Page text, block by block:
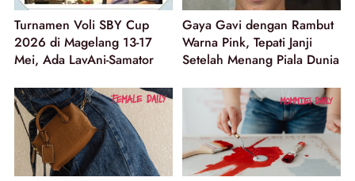
Turnamen Voli SBY Cup
2026 di Magelang 13-17
Mei, Ada LavAni-Samator
Gaya Gavi dengan Rambut
Warna Pink, Tepati Janji
Setelah Menang Piala Dunia